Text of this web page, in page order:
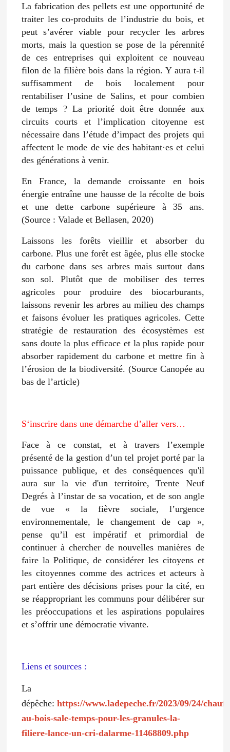
La fabrication des pellets est une opportunité de
traiter les co-produits de l’industrie du bois, et
peut s’avérer viable pour recycler les arbres
morts, mais la question se pose de la pérennité
de ces entreprises qui exploitent ce nouveau
filon de la filière bois dans la région. Y aura t-il
suffisamment de bois localement pour
rentabiliser l’usine de Salins, et pour combien
de temps ? La priorité doit être donnée aux
circuits courts et l’implication citoyenne est
nécessaire dans l’étude d’impact des projets qui
affectent le mode de vie des habitant·es et celui
des générations à venir.
En France, la demande croissante en bois
énergie entraîne une hausse de la récolte de bois
et une dette carbone supérieure à 35 ans.
(Source : Valade et Bellasen, 2020)
Laissons les forêts vieillir et absorber du
carbone. Plus une forêt est âgée, plus elle stocke
du carbone dans ses arbres mais surtout dans
son sol. Plutôt que de mobiliser des terres
agricoles pour produire des biocarburants,
laissons revenir les arbres au milieu des champs
et faisons évoluer les pratiques agricoles. Cette
stratégie de restauration des écosystèmes est
sans doute la plus efficace et la plus rapide pour
absorber rapidement du carbone et mettre fin à
l’érosion de la biodiversité. (Source Canopée au
bas de l’article)
S‘inscrire dans une démarche d’aller vers…
Face à ce constat, et à travers l’exemple
présenté de la gestion d’un tel projet porté par la
puissance publique, et des conséquences qu'il
aura sur la vie d'un territoire, Trente Neuf
Degrés à l’instar de sa vocation, et de son angle
de vue « la fièvre sociale, l’urgence
environnementale, le changement de cap »,
pense qu’il est impératif et primordial de
continuer à chercher de nouvelles manières de
faire la Politique, de considérer les citoyens et
les citoyennes comme des actrices et acteurs à
part entière des décisions prises pour la cité, en
se réappropriant les communs pour délibérer sur
les préoccupations et les aspirations populaires
et s’offrir une démocratie vivante.
Liens et sources :
La
dépêche: https://www.ladepeche.fr/2023/09/24/
au-bois-sale-temps-pour-les-granules-la-
filiere-lance-un-cri-dalarme-11468809.php